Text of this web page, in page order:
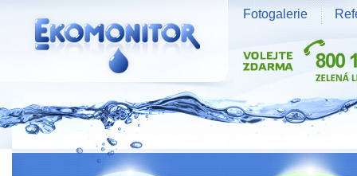
Vodní zdroje Ekomonitor spol. s r.o.
Fotogalerie